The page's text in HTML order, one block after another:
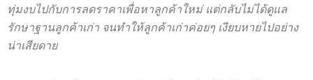
ทุ่มงบไปกับการลดราคาเพื่อหาลูกค้าใหม่ แต่กลับไม่ได้ดูแล
รักษาฐานลูกค้าเก่า จนทำให้ลูกค้าเก่าค่อยๆ เงียบหายไปอย่าง
น่าเสียดาย